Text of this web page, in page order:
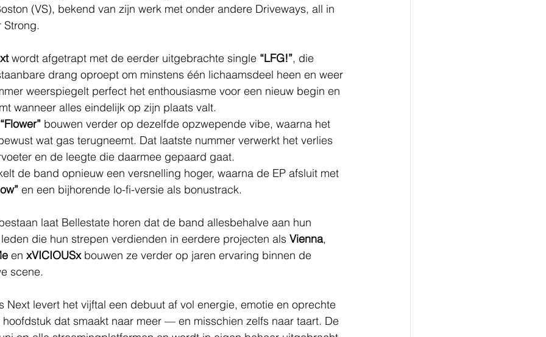
(VS), bekend van zijn werk met onder andere Driveways, all in
Strong.
wordt afgetrapt met de eerder uitgebrachte single “LFG!”, die
drang oproept om minstens één lichaamsdeel heen en weer
weerspiegelt perfect het enthousiasme voor een nieuw begin en
wanneer alles eindelijk op zijn plaats valt.
“Flower” bouwen verder op dezelfde opzwepende vibe, waarna het
wat gas terugneemt. Dat laatste nummer verwerkt het verlies
en de leegte die daarmee gepaard gaat.
de band opnieuw een versnelling hoger, waarna de EP afsluit met
en een bijhorende lo-fi-versie als bonustrack.
laat Bellestate horen dat de band allesbehalve aan hun
die hun strepen verdienden in eerdere projecten als Vienna,
en xVICIOUSx bouwen ze verder op jaren ervaring binnen de
scene.
Next levert het vijftal een debuut af vol energie, emotie en oprechte
dat smaakt naar meer — en misschien zelfs naar taart. De